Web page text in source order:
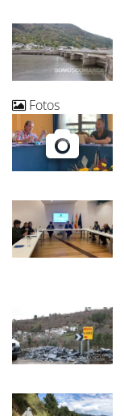
Fotos